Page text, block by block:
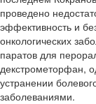
проведено
эффективность и
онкологических
паратов для
декстрометорфан,
устранении
заболеваниями.